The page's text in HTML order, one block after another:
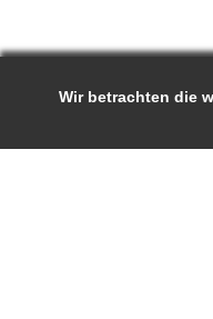
Wir betrachten die